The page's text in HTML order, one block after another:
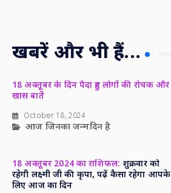
खबरें और भी हैं...
18 अक्तूबर के दिन पैदा हुए लोगों की रोचक और
खास बातें
October 18, 2024
आज जिनका जन्मदिन है
18 अक्तूबर 2024 का राशिफल: शुक्रवार को
रहेगी लक्ष्मी जी की कृपा, पढ़ें कैसा रहेगा आपके
लिए आज का दिन